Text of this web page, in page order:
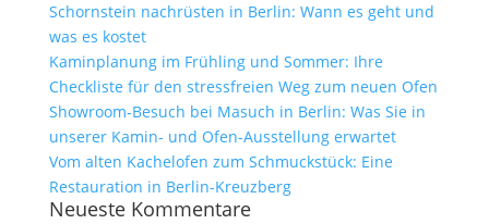
Schornstein nachrüsten in Berlin: Wann es geht und
was es kostet
Kaminplanung im Frühling und Sommer: Ihre
Checkliste für den stressfreien Weg zum neuen Ofen
Showroom-Besuch bei Masuch in Berlin: Was Sie in
unserer Kamin- und Ofen-Ausstellung erwartet
Vom alten Kachelofen zum Schmuckstück: Eine
Restauration in Berlin-Kreuzberg
Neueste Kommentare